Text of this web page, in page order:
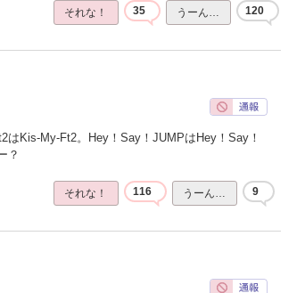
それな！ 35 うーん… 120
Kis-My-Ft2。Hey！Say！JUMPはHey！Say！
？
それな！ 116 うーん… 9